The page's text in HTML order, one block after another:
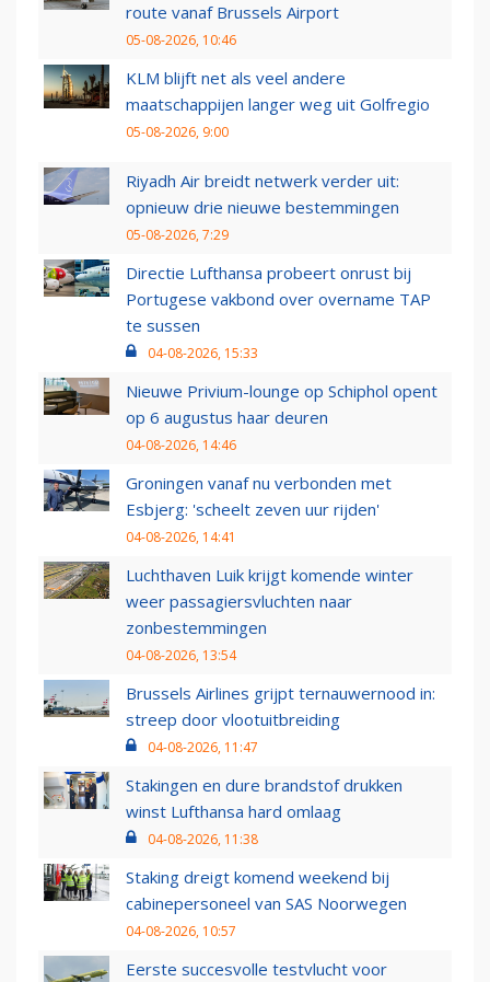
route vanaf Brussels Airport
05-08-2026, 10:46
KLM blijft net als veel andere
maatschappijen langer weg uit Golfregio
05-08-2026, 9:00
Riyadh Air breidt netwerk verder uit:
opnieuw drie nieuwe bestemmingen
05-08-2026, 7:29
Directie Lufthansa probeert onrust bij
Portugese vakbond over overname TAP
te sussen
04-08-2026, 15:33
Nieuwe Privium-lounge op Schiphol opent
op 6 augustus haar deuren
04-08-2026, 14:46
Groningen vanaf nu verbonden met
Esbjerg: 'scheelt zeven uur rijden'
04-08-2026, 14:41
Luchthaven Luik krijgt komende winter
weer passagiersvluchten naar
zonbestemmingen
04-08-2026, 13:54
Brussels Airlines grijpt ternauwernood in:
streep door vlootuitbreiding
04-08-2026, 11:47
Stakingen en dure brandstof drukken
winst Lufthansa hard omlaag
04-08-2026, 11:38
Staking dreigt komend weekend bij
cabinepersoneel van SAS Noorwegen
04-08-2026, 10:57
Eerste succesvolle testvlucht voor